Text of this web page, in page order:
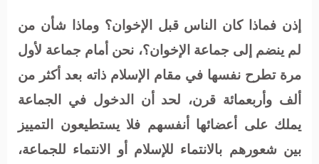
إذن فماذا كان الناس قبل الإخوان؟ وماذا شأن من
لم ينضم إلى جماعة الإخوان؟، نحن أمام جماعة لأول
مرة تطرح نفسها في مقام الإسلام ذاته بعد أكثر من
ألف وأربعمائة قرن، لحد أن الدخول في الجماعة
يملك على أعضائها أنفسهم فلا يستطيعون التمييز
بين شعورهم بالانتماء للإسلام أو الانتماء للجماعة،